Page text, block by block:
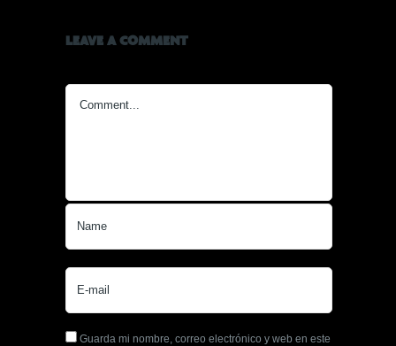
LEAVE A COMMENT
Guarda mi nombre, correo electrónico y web en este